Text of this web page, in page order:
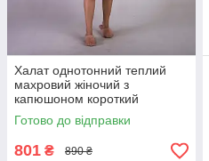
Халат однотонний теплий
махровий жіночий з
капюшоном короткий
молочний р.42-54
Готово до відправки
801 ₴ 890 ₴